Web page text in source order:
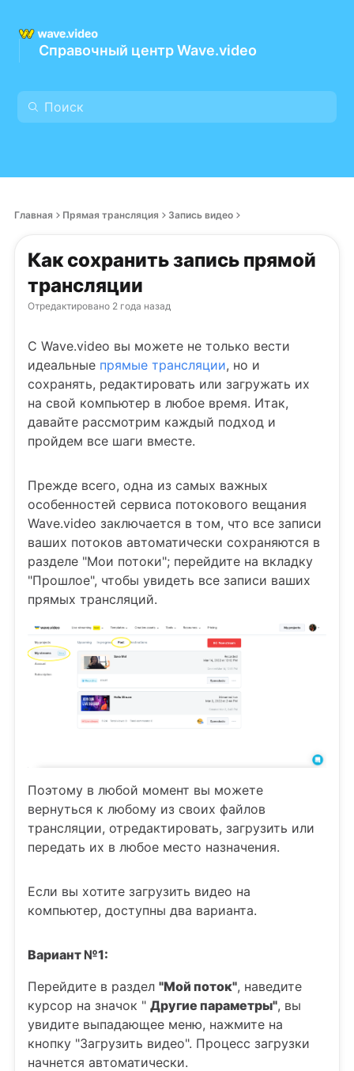
Справочный центр Wave.video
Главная Прямая трансляция Запись видео
Как сохранить запись прямой
трансляции
Отредактировано 2 года назад
С Wave.video вы можете не только вести
идеальные прямые трансляции, но и
сохранять, редактировать или загружать их
на свой компьютер в любое время. Итак,
давайте рассмотрим каждый подход и
пройдем все шаги вместе.
Прежде всего, одна из самых важных
особенностей сервиса потокового вещания
Wave.video заключается в том, что все записи
ваших потоков автоматически сохраняются в
разделе "Мои потоки"; перейдите на вкладку
"Прошлое", чтобы увидеть все записи ваших
прямых трансляций.
Поэтому в любой момент вы можете
вернуться к любому из своих файлов
трансляции, отредактировать, загрузить или
передать их в любое место назначения.
Если вы хотите загрузить видео на
компьютер, доступны два варианта.
Вариант №1:
Перейдите в раздел "Мой поток", наведите
курсор на значок " Другие параметры", вы
увидите выпадающее меню, нажмите на
кнопку "Загрузить видео". Процесс загрузки
начнется автоматически.